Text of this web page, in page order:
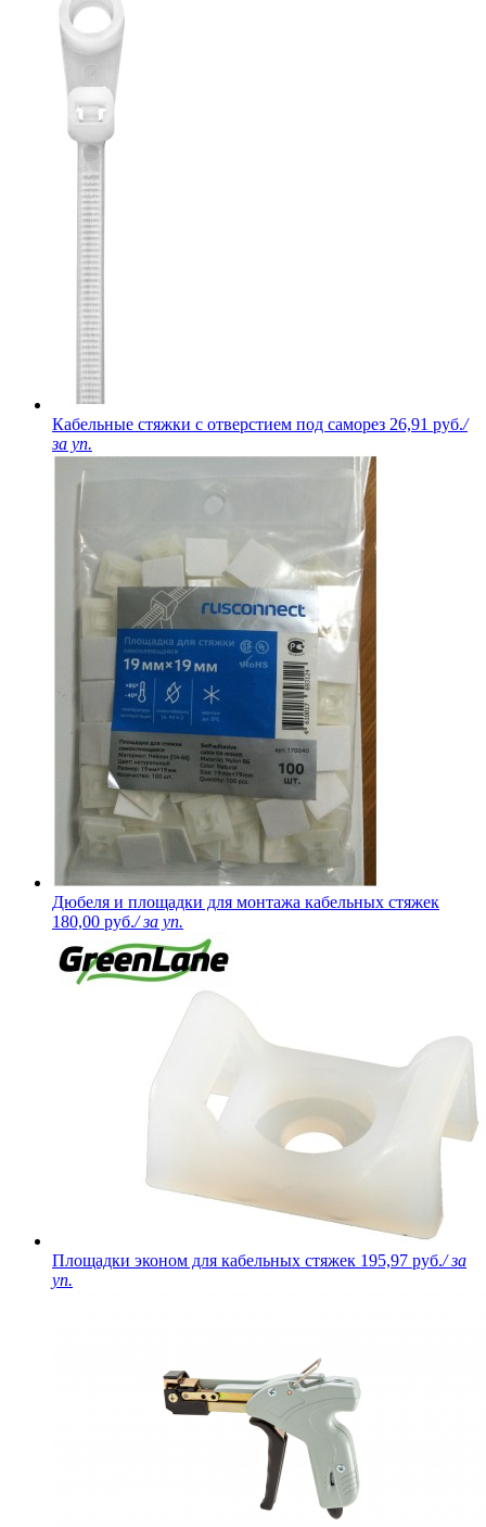
Кабельные стяжки с отверстием под саморез 26,91 руб./
за уп.
Дюбеля и площадки для монтажа кабельных стяжек
180,00 руб./ за уп.
Площадки эконом для кабельных стяжек 195,97 руб./ за
уп.